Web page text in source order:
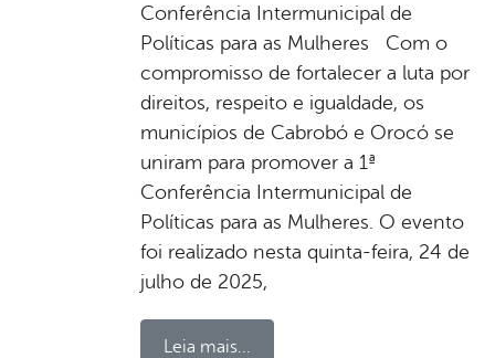
Conferência Intermunicipal de
Políticas para as Mulheres Com o
compromisso de fortalecer a luta por
direitos, respeito e igualdade, os
municípios de Cabrobó e Orocó se
uniram para promover a 1ª
Conferência Intermunicipal de
Políticas para as Mulheres. O evento
foi realizado nesta quinta-feira, 24 de
julho de 2025,
Leia mais...